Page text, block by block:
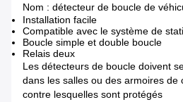
Nom : détecteur de boucle de
Installation facile
Compatible avec le système de
Boucle simple et double boucle
Relais deux
Les détecteurs de boucle doivent
dans les salles ou des armoires de
contre lesquelles sont protégés